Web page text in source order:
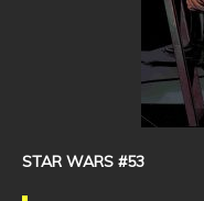
STAR WARS #53